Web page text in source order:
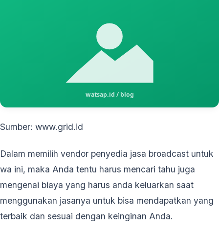
Sumber: www.grid.id
Dalam memilih vendor penyedia jasa broadcast untuk
wa ini, maka Anda tentu harus mencari tahu juga
mengenai biaya yang harus anda keluarkan saat
menggunakan jasanya untuk bisa mendapatkan yang
terbaik dan sesuai dengan keinginan Anda.